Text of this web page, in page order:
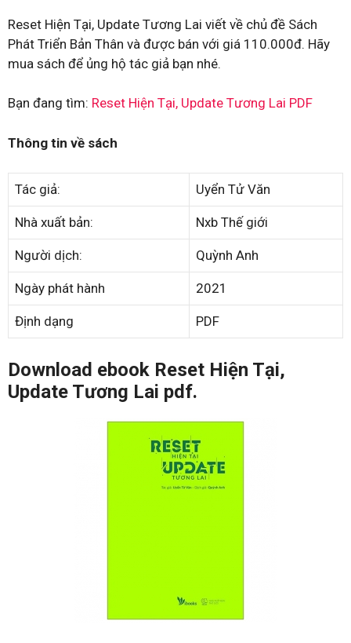
Reset Hiện Tại, Update Tương Lai viết về chủ đề Sách
Phát Triển Bản Thân và được bán với giá 110.000đ. Hãy
mua sách để ủng hộ tác giả bạn nhé.
Bạn đang tìm: Reset Hiện Tại, Update Tương Lai PDF
Thông tin về sách
Tác giả: Uyển Tử Văn
Nhà xuất bản: Nxb Thế giới
Người dịch: Quỳnh Anh
Ngày phát hành 2021
Định dạng PDF
Download ebook Reset Hiện Tại,
Update Tương Lai pdf.